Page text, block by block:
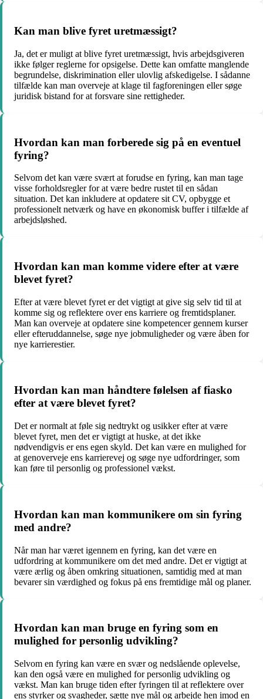
Kan man blive fyret uretmæssigt?
Ja, det er muligt at blive fyret uretmæssigt, hvis arbejdsgiveren
ikke følger reglerne for opsigelse. Dette kan omfatte manglende
begrundelse, diskrimination eller ulovlig afskedigelse. I sådanne
tilfælde kan man overveje at klage til fagforeningen eller søge
juridisk bistand for at forsvare sine rettigheder.
Hvordan kan man forberede sig på en eventuel
fyring?
Selvom det kan være svært at forudse en fyring, kan man tage
visse forholdsregler for at være bedre rustet til en sådan
situation. Det kan inkludere at opdatere sit CV, opbygge et
professionelt netværk og have en økonomisk buffer i tilfælde af
arbejdsløshed.
Hvordan kan man komme videre efter at være
blevet fyret?
Efter at være blevet fyret er det vigtigt at give sig selv tid til at
komme sig og reflektere over ens karriere og fremtidsplaner.
Man kan overveje at opdatere sine kompetencer gennem kurser
eller efteruddannelse, søge nye jobmuligheder og være åben for
nye karrierestier.
Hvordan kan man håndtere følelsen af fiasko
efter at være blevet fyret?
Det er normalt at føle sig nedtrykt og usikker efter at være
blevet fyret, men det er vigtigt at huske, at det ikke
nødvendigvis er ens egen skyld. Det kan være en mulighed for
at genoverveje ens karrierevej og søge nye udfordringer, som
kan føre til personlig og professionel vækst.
Hvordan kan man kommunikere om sin fyring
med andre?
Når man har været igennem en fyring, kan det være en
udfordring at kommunikere om det med andre. Det er vigtigt at
være ærlig og åben omkring situationen, samtidig med at man
bevarer sin værdighed og fokus på ens fremtidige mål og planer.
Hvordan kan man bruge en fyring som en
mulighed for personlig udvikling?
Selvom en fyring kan være en svær og nedslående oplevelse,
kan den også være en mulighed for personlig udvikling og
vækst. Man kan bruge tiden efter fyringen til at reflektere over
ens styrker og svagheder, sætte nye mål og arbejde hen imod en